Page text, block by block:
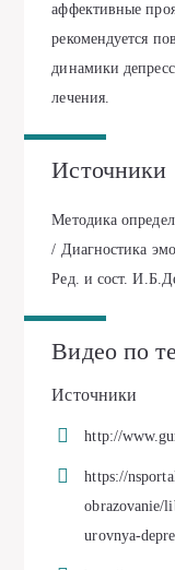
аффективные
рекомендуется
динамики
лечения.
Источники
Методика
/ Диагностика
Ред. и сост.
Видео по
Источники
http://
https://
obrazovanie/
urovnya-